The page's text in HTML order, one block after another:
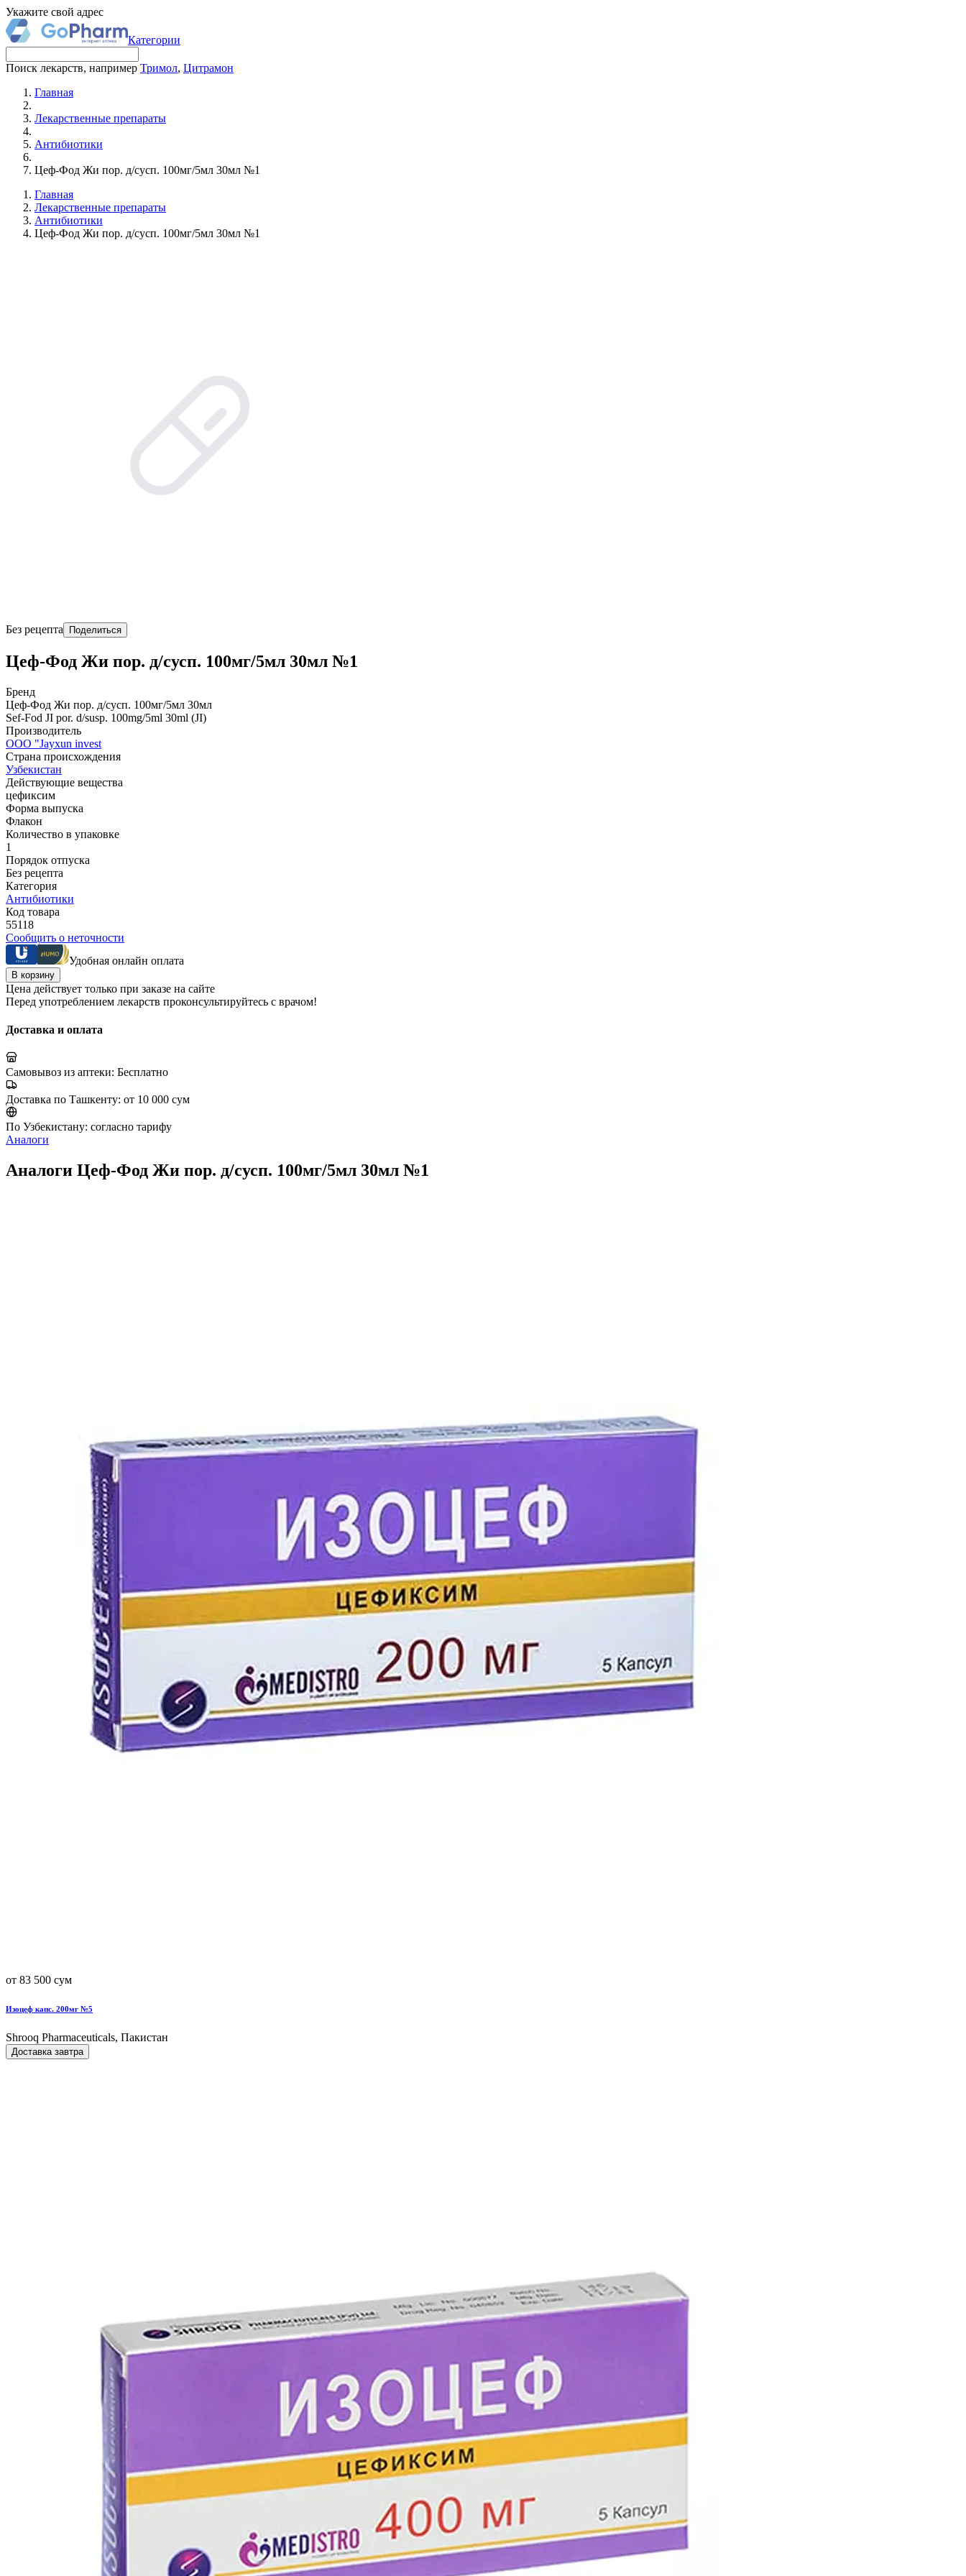
Укажите свой адрес
Категории
Поиск лекарств, например Тримол, Цитрамон
Главная
Лекарственные препараты
Антибиотики
Цеф-Фод Жи пор. д/сусп. 100мг/5мл 30мл №1
Главная
Лекарственные препараты
Антибиотики
Цеф-Фод Жи пор. д/сусп. 100мг/5мл 30мл №1
Без рецепта Поделиться
Цеф-Фод Жи пор. д/сусп. 100мг/5мл 30мл №1
Бренд
Цеф-Фод Жи пор. д/сусп. 100мг/5мл 30мл
Sef-Fod JI por. d/susp. 100mg/5ml 30ml (JI)
Производитель
OOO "Jayxun invest
Страна происхождения
Узбекистан
Действующие вещества
цефиксим
Форма выпуска
Флакон
Количество в упаковке
1
Порядок отпуска
Без рецепта
Категория
Антибиотики
Код товара
55118
Сообщить о неточности
Удобная онлайн оплата
В корзину
Цена действует только при заказе на сайте
Перед употреблением лекарств проконсультируйтесь с врачом!
Доставка и оплата
Самовывоз из аптеки: Бесплатно
Доставка по Ташкенту: от 10 000 сум
По Узбекистану: согласно тарифу
Аналоги
Аналоги Цеф-Фод Жи пор. д/сусп. 100мг/5мл 30мл №1
от 83 500 сум
Изоцеф капс. 200мг №5
Shrooq Pharmaceuticals, Пакистан
Доставка завтра